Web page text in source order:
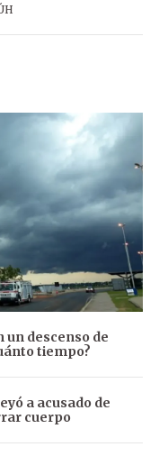
un descenso de
tiempo?
a acusado de
cuerpo